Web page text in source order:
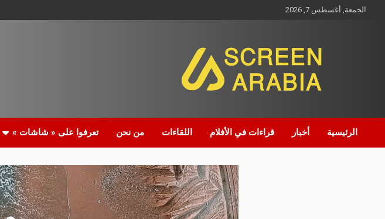
الجمعة, أغسطس 7, 2026
Screen Arabia
الرئيسية أخبار قراءات في الأفلام اللقاءات من نحن تعرفوا على « شاشات »